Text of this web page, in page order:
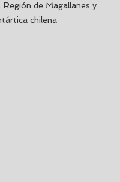
Región de Magallanes y
chilena